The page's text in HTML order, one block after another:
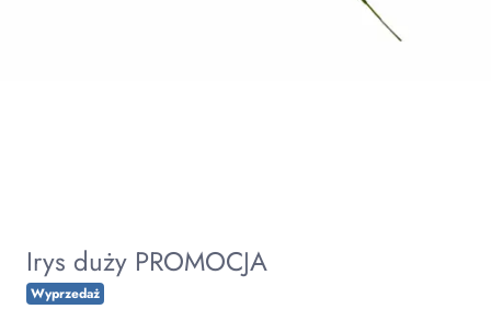
Irys duży PROMOCJA
Wyprzedaż